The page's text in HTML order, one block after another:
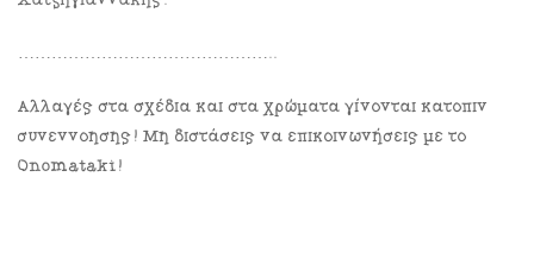
………………………………………..
Αλλαγές στα σχέδια και στα χρώματα γίνονται κατόπιν
συνεννόησης! Μη διστάσεις να επικοινωνήσεις με το
Onomataki!